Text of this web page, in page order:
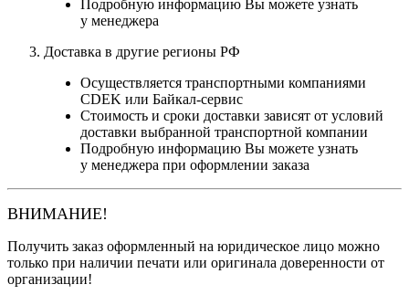
Подробную информацию Вы можете узнать
у менеджера
Доставка в другие регионы РФ
Осуществляется транспортными компаниями
CDEK или Байкал-сервис
Стоимость и сроки доставки зависят от условий
доставки выбранной транспортной компании
Подробную информацию Вы можете узнать
у менеджера при оформлении заказа
ВНИМАНИЕ!
Получить заказ оформленный на юридическое лицо можно
только при наличии печати или оригинала доверенности от
организации!